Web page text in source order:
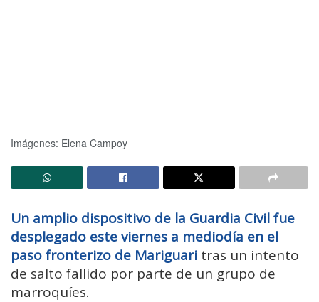
Imágenes: Elena Campoy
Un amplio dispositivo de la Guardia Civil fue
desplegado este viernes a mediodía en el
paso fronterizo de Mariguari tras un intento
de salto fallido por parte de un grupo de
marroquíes.